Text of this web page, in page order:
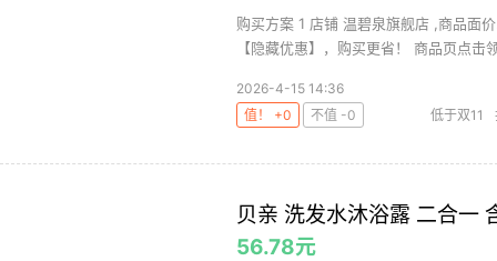
购买方案 1 店铺 温碧泉旗舰店 ,商品面
【隐藏优惠】，购买更省！ 商品页点击
2026-4-15 14:36
值！ +0
不值 -0 低于双11
贝亲 洗发水沐浴露 二合一
56.78元